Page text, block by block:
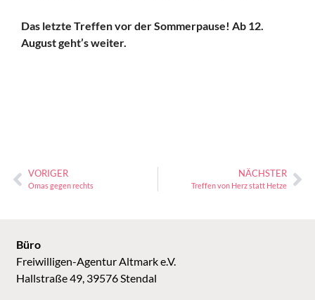
Das letzte Treffen vor der Sommerpause! Ab 12.
August geht’s weiter.
VORIGER
Omas gegen rechts
NÄCHSTER
Treffen von Herz statt Hetze
Büro
Freiwilligen-Agentur Altmark e.V.
Hallstraße 49, 39576 Stendal